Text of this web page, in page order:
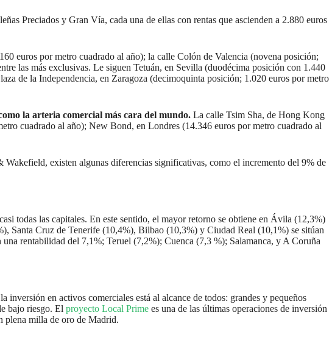
Preciados y Gran Vía, cada una de ellas con rentas que ascienden a 2.880 euros
euros por metro cuadrado al año); la calle Colón de Valencia (novena posición;
las más exclusivas. Le siguen Tetuán, en Sevilla (duodécima posición con 1.440
de la Independencia, en Zaragoza (decimoquinta posición; 1.020 euros por metro
la arteria comercial más cara del mundo. La calle Tsim Sha, de Hong Kong
cuadrado al año); New Bond, en Londres (14.346 euros por metro cuadrado al
Wakefield, existen algunas diferencias significativas, como el incremento del 9% de
todas las capitales. En este sentido, el mayor retorno se obtiene en Ávila (12,3%)
Santa Cruz de Tenerife (10,4%), Bilbao (10,3%) y Ciudad Real (10,1%) se sitúan
rentabilidad del 7,1%; Teruel (7,2%); Cuenca (7,3 %); Salamanca, y A Coruña
inversión en activos comerciales está al alcance de todos: grandes y pequeños
bajo riesgo. El proyecto Local Prime es una de las últimas operaciones de inversión
plena milla de oro de Madrid.